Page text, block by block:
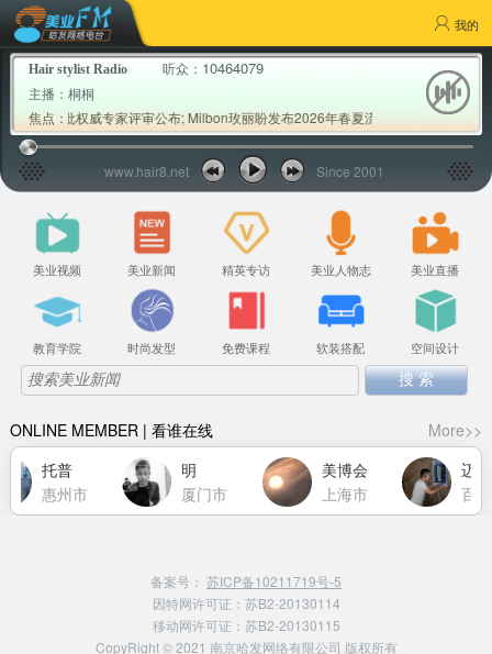
我的
Hair stylist Radio 听众： 10464079
主播：桐桐
焦点：
2026首批权威专家评审公布; Milbon玫丽盼发布2026年春夏流行发色推荐
www.hair8.net Since 2001
美业视频 美业新闻 精英专访 美业人物志 美业直播
教育学院 时尚发型 免费课程 软装搭配 空间设计
ONLINE MEMBER | 看谁在线
More>>
托普
惠州市
明
厦门市
美博会
上海市
迈
百
备案号： 苏ICP备10211719号-5
因特网许可证：苏B2-20130114
移动网许可证：苏B2-20130115
CopyRight © 2021 南京哈发网络有限公司 版权所有